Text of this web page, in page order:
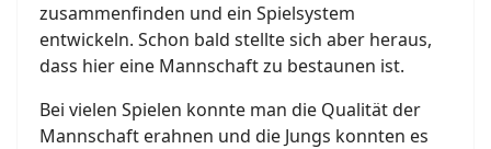
zusammenfinden und ein Spielsystem
entwickeln. Schon bald stellte sich aber heraus,
dass hier eine Mannschaft zu bestaunen ist.
Bei vielen Spielen konnte man die Qualität der
Mannschaft erahnen und die Jungs konnten es